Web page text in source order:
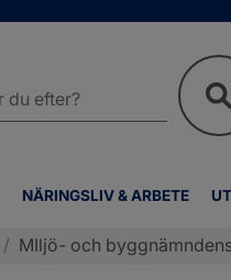
NÄRINGSLIV & ARBETE
/ MIljö- och